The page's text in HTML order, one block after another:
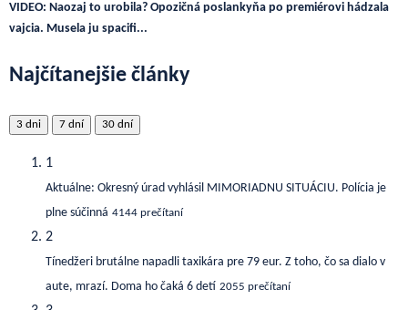
VIDEO: Naozaj to urobila? Opozičná poslankyňa po premiérovi hádzala
vajcia. Musela ju spacifi...
Najčítanejšie články
3 dni 7 dní 30 dní
1
Aktuálne: Okresný úrad vyhlásil MIMORIADNU SITUÁCIU. Polícia je
plne súčinná 4144 prečítaní
2
Tínedžeri brutálne napadli taxikára pre 79 eur. Z toho, čo sa dialo v
aute, mrazí. Doma ho čaká 6 detí 2055 prečítaní